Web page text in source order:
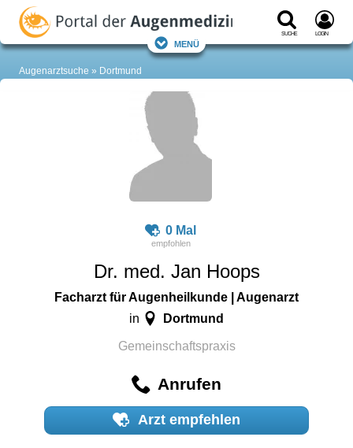
Suche Login
Menü
Augenarztsuche Dortmund
0 Mal
Dr. med. Jan Hoops
Facharzt für Augenheilkunde | Augenarzt
in Dortmund
Gemeinschaftspraxis
Anrufen
Arzt empfehlen